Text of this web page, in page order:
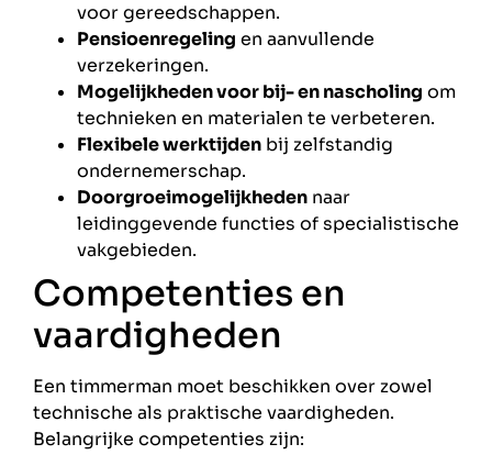
voor gereedschappen.
Pensioenregeling en aanvullende
verzekeringen.
Mogelijkheden voor bij- en nascholing om
technieken en materialen te verbeteren.
Flexibele werktijden bij zelfstandig
ondernemerschap.
Doorgroeimogelijkheden naar
leidinggevende functies of specialistische
vakgebieden.
Competenties en
vaardigheden
Een timmerman moet beschikken over zowel
technische als praktische vaardigheden.
Belangrijke competenties zijn: